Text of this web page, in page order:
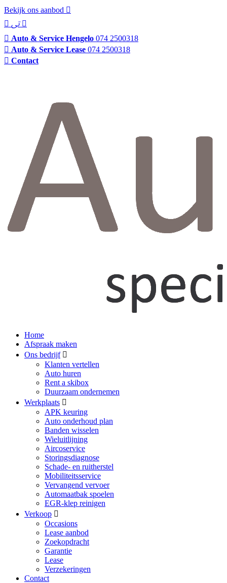
Bekijk ons aanbod
Auto & Service Hengelo 074 2500318
Auto & Service Lease 074 2500318
Contact
Home
Afspraak maken
Ons bedrijf
Klanten vertellen
Auto huren
Rent a skibox
Duurzaam ondernemen
Werkplaats
APK keuring
Auto onderhoud plan
Banden wisselen
Wieluitlijning
Aircoservice
Storingsdiagnose
Schade- en ruitherstel
Mobiliteitsservice
Vervangend vervoer
Automaatbak spoelen
EGR-klep reinigen
Verkoop
Occasions
Lease aanbod
Zoekopdracht
Garantie
Lease
Verzekeringen
Contact